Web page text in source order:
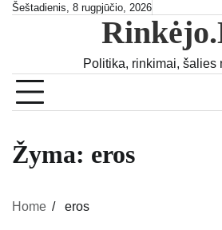
SkipŠeštadienis, 8 rugpjūčio, 2026
Politika, rinkimai, šalies
Žyma: eros
Home eros